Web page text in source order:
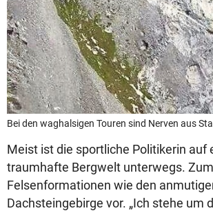
Bei den waghalsigen Touren sind Nerven aus
Meist ist die sportliche Politikerin auf
traumhafte Bergwelt unterwegs.
Felsenformationen wie den
Dachsteingebirge vor. „Ich stehe um